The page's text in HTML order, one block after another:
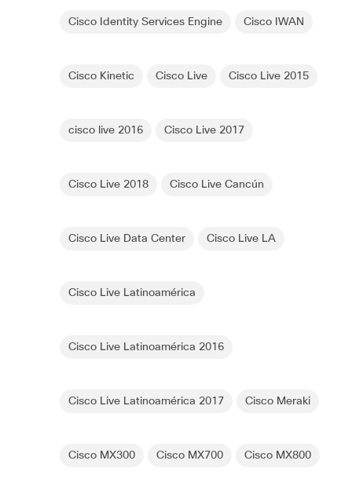
Cisco Identity Services Engine Cisco IWAN
Cisco Kinetic Cisco Live Cisco Live 2015
cisco live 2016 Cisco Live 2017
Cisco Live 2018 Cisco Live Cancún
Cisco Live Data Center Cisco Live LA
Cisco Live Latinoamérica
Cisco Live Latinoamérica 2016
Cisco Live Latinoamérica 2017 Cisco Meraki
Cisco MX300 Cisco MX700 Cisco MX800